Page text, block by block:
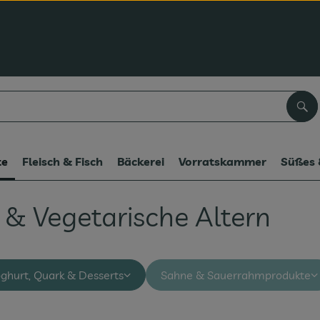
Fleisch & Fisch Bäckerei Vorratskammer Süßes
& Vegetarische Altern
Quark & Desserts Sahne & Sauerrahmprodukte